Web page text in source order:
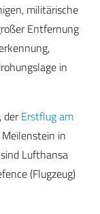
militärische
Entfernung
in
derErstflug am
in
Lufthansa
(Flugzeug)